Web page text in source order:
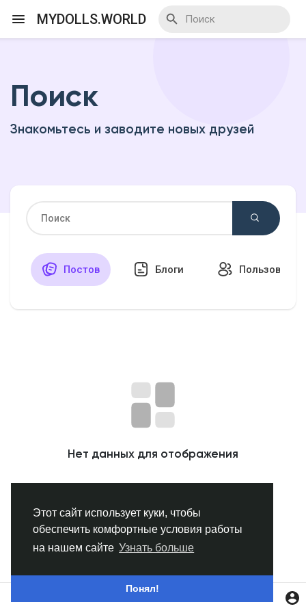
Этот сайт использует куки, чтобы
обеспечить комфортные условия работы
на нашем сайте Узнать больше
Понял!
MYDOLLS.WORLD
Я организатор
Смотреть Базар
Популярные посты
Найти сообщения
Поиск
Знакомьтесь и заводите новых друзей
Постов Блоги
Нет данных для отображения